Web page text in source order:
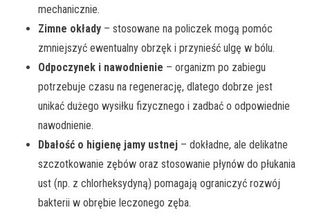
mechanicznie.
Zimne okłady – stosowane na policzek mogą pomóc
zmniejszyć ewentualny obrzęk i przynieść ulgę w bólu.
Odpoczynek i nawodnienie – organizm po zabiegu
potrzebuje czasu na regenerację, dlatego dobrze jest
unikać dużego wysiłku fizycznego i zadbać o odpowiednie
nawodnienie.
Dbałość o higienę jamy ustnej – dokładne, ale delikatne
szczotkowanie zębów oraz stosowanie płynów do płukania
ust (np. z chlorheksydyną) pomagają ograniczyć rozwój
bakterii w obrębie leczonego zęba.